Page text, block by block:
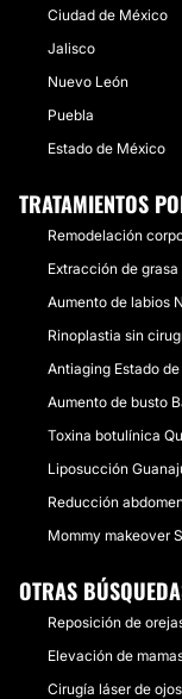
Ciudad de México
Jalisco
Nuevo León
Puebla
Estado de México
TRATAMIENTOS
Remodelación
Extracción de
Aumento de labios
Rinoplastia sin
Antiaging Estado
Aumento de busto
Toxina botulínica
Liposucción
Reducción
Mommy makeover
OTRAS
Reposición de
Elevación de
Cirugía láser de ojos